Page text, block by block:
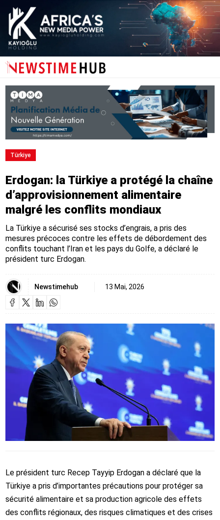
Türki̇ye
Erdogan: la Türkiye a protégé la chaîne
d’approvisionnement alimentaire
malgré les conflits mondiaux
La Türkiye a sécurisé ses stocks d’engrais, a pris des
mesures précoces contre les effets de débordement des
conflits touchant l’Iran et les pays du Golfe, a déclaré le
président turc Erdogan.
Newstimehub 13 Mai, 2026
Le président turc Recep Tayyip Erdogan a déclaré que la
Türkiyea pris d’importantes précautions pour protéger sa
sécurité alimentaire et sa production agricole des effets
des conflits régionaux, des risques climatiques et des crises